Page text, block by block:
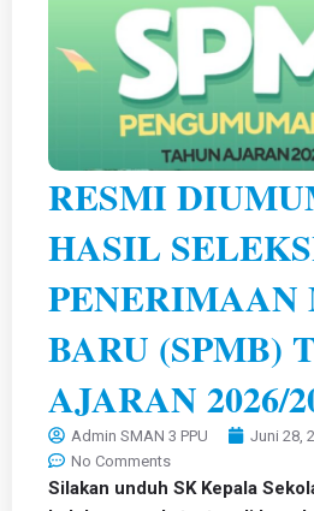
RESMI
HASIL
PENERIMAAN
BARU (SPMB)
AJARAN 2026/
Admin SMAN 3 PPU Juni 28,
No Comments
Silakan unduh SK Kepala